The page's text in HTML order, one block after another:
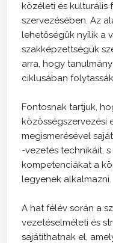
közéleti és kulturális
szervezésében. Az
lehetőségük nyílik a
szakképzettségük
arra, hogy
ciklusában
Fontosnak tartjuk,
közösségszervezési
megismerésével
-vezetés technikáit,
kompetenciákat a
legyenek alkalmazni.
A hat félév során a
vezetéselméleti és
sajátíthatnak el,